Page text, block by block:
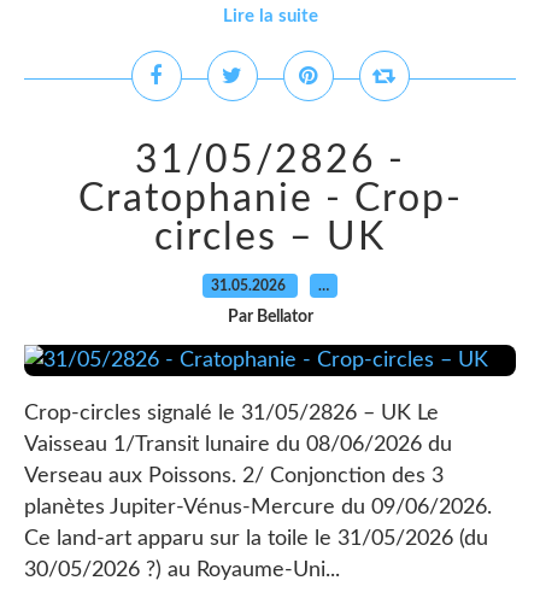
Lire la suite
31/05/2826 -
Cratophanie - Crop-
circles – UK
31.05.2026 …
Par Bellator
Crop-circles signalé le 31/05/2826 – UK Le
Vaisseau 1/Transit lunaire du 08/06/2026 du
Verseau aux Poissons. 2/ Conjonction des 3
planètes Jupiter-Vénus-Mercure du 09/06/2026.
Ce land-art apparu sur la toile le 31/05/2026 (du
30/05/2026 ?) au Royaume-Uni...